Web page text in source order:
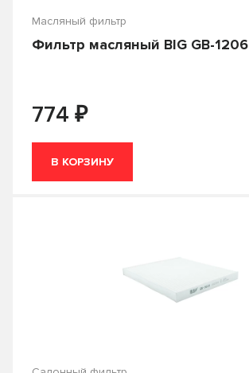
Масляный фильтр
Фильтр масляный BIG GB-1206
774 ₽
В КОРЗИНУ